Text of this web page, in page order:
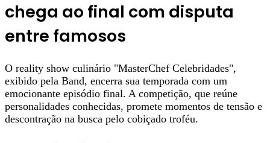
chega ao final com disputa
entre famosos
O reality show culinário "MasterChef Celebridades",
exibido pela Band, encerra sua temporada com um
emocionante episódio final. A competição, que reúne
personalidades conhecidas, promete momentos de tensão e
descontração na busca pelo cobiçado troféu.